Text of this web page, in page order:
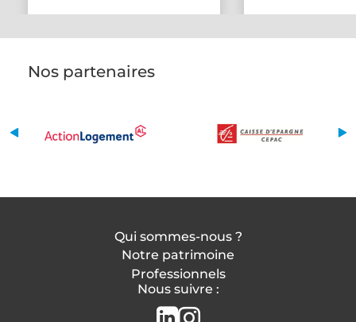
Nos partenaires
Qui sommes-nous ?
Notre patrimoine
Professionnels
Nous suivre :